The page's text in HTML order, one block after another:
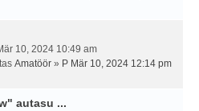
10, 2024 10:49 am
Amatöör » P Mär 10, 2024 12:14 pm
autasu ...